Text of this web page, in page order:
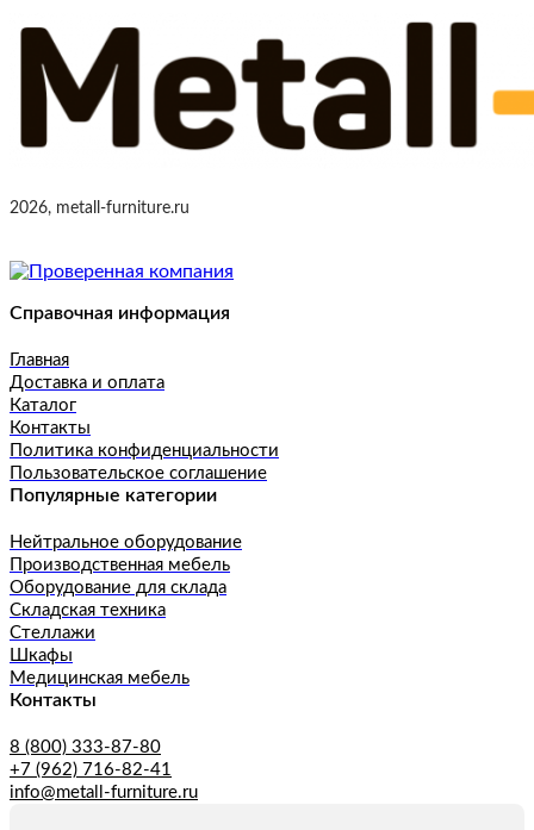
2026, metall-furniture.ru
Справочная информация
Главная
Доставка и оплата
Каталог
Контакты
Политика конфиденциальности
Пользовательское соглашение
Популярные категории
Нейтральное оборудование
Производственная мебель
Оборудование для склада
Складская техника
Стеллажи
Шкафы
Медицинская мебель
Контакты
8 (800) 333-87-80
+7 (962) 716-82-41
info@metall-furniture.ru